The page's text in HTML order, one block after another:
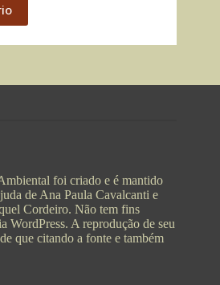
foi criado e é mantido
de Ana Paula Cavalcanti e
Cordeiro. Não tem fins
WordPress. A reprodução de seu
que citando a fonte e também